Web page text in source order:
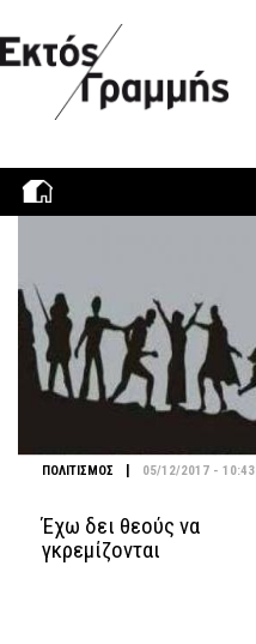
ΠΟΛΙΤΙΣΜΟΣ | 05/12/2017 - 10:43
Έχω δει θεούς να
γκρεμίζονται